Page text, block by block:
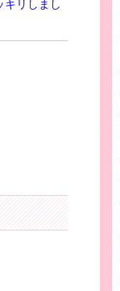
キリしまし